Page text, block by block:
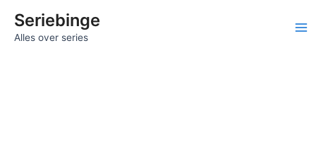
naarSeriebinge
Alles over series